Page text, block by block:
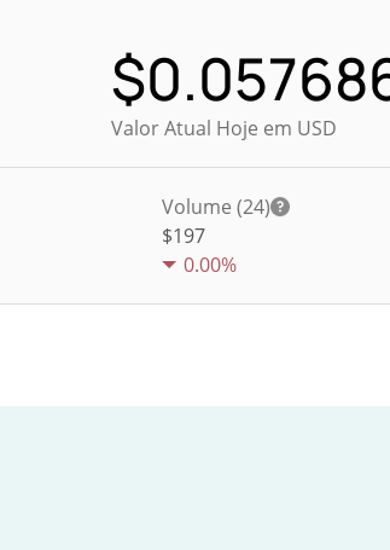
$
Valor Atual Hoje em USD
Volume (24)
$197
0.00%